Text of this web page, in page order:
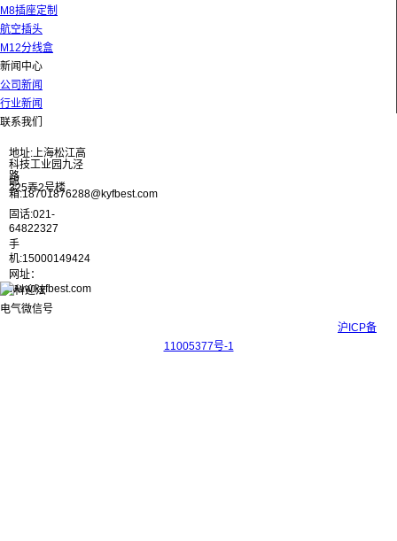
M8插座定制
航空插头
M12分线盒
新闻中心
公司新闻
行业新闻
联系我们
地址:上海松江高
科技工业园九泾
路
325弄2号楼
邮
箱:18701876288@kyfbest.com
固话:021-
64822327
手
机:15000149424
网址：
www.kyfbest.com
沪ICP备
11005377号-1